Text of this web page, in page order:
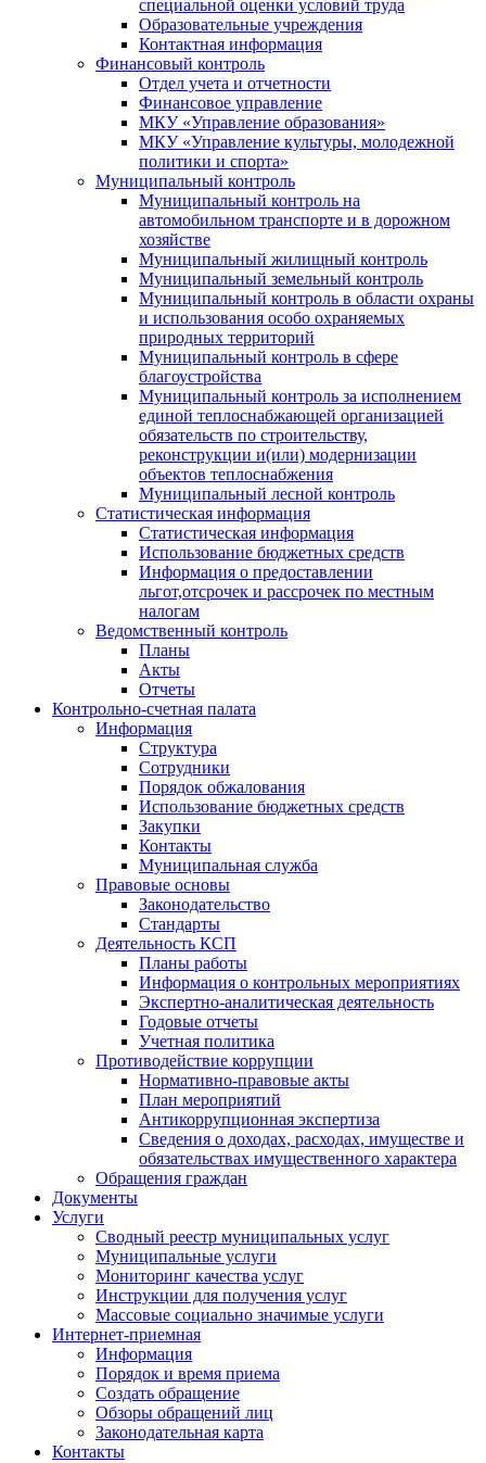
специальной оценки условий труда
Образовательные учреждения
Контактная информация
Финансовый контроль
Отдел учета и отчетности
Финансовое управление
МКУ «Управление образования»
МКУ «Управление культуры, молодежной
политики и спорта»
Муниципальный контроль
Муниципальный контроль на
автомобильном транспорте и в дорожном
хозяйстве
Муниципальный жилищный контроль
Муниципальный земельный контроль
Муниципальный контроль в области охраны
и использования особо охраняемых
природных территорий
Муниципальный контроль в сфере
благоустройства
Муниципальный контроль за исполнением
единой теплоснабжающей организацией
обязательств по строительству,
реконструкции и(или) модернизации
объектов теплоснабжения
Муниципальный лесной контроль
Статистическая информация
Статистическая информация
Использование бюджетных средств
Информация о предоставлении
льгот,отсрочек и рассрочек по местным
налогам
Ведомственный контроль
Планы
Акты
Отчеты
Контрольно-счетная палата
Информация
Структура
Сотрудники
Порядок обжалования
Использование бюджетных средств
Закупки
Контакты
Муниципальная служба
Правовые основы
Законодательство
Стандарты
Деятельность КСП
Планы работы
Информация о контрольных мероприятиях
Экспертно-аналитическая деятельность
Годовые отчеты
Учетная политика
Противодействие коррупции
Нормативно-правовые акты
План мероприятий
Антикоррупционная экспертиза
Сведения о доходах, расходах, имуществе и
обязательствах имущественного характера
Обращения граждан
Документы
Услуги
Сводный реестр муниципальных услуг
Муниципальные услуги
Мониторинг качества услуг
Инструкции для получения услуг
Массовые социально значимые услуги
Интернет-приемная
Информация
Порядок и время приема
Создать обращение
Обзоры обращений лиц
Законодательная карта
Контакты